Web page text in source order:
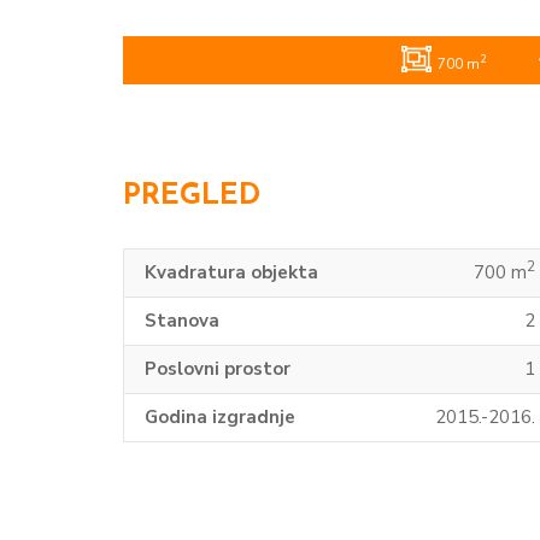
700 m2
PREGLED
Kvadratura objekta 700 m2
Stanova
2
Poslovni prostor
1
Godina izgradnje
2015.-2016.